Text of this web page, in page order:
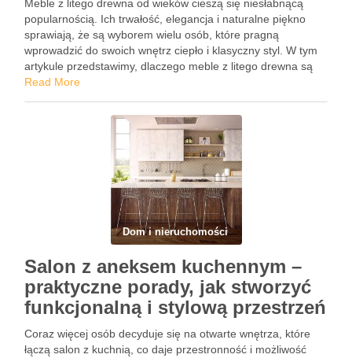
Meble z litego drewna od wieków cieszą się niesłabnącą
popularnością. Ich trwałość, elegancja i naturalne piękno
sprawiają, że są wyborem wielu osób, które pragną
wprowadzić do swoich wnętrz ciepło i klasyczny styl. W tym
artykule przedstawimy, dlaczego meble z litego drewna są
inwestycją na całe życie, jakie korzyści niesie za …
Read More
Dom i nieruchomości
Salon z aneksem kuchennym –
praktyczne porady, jak stworzyć
funkcjonalną i stylową przestrzeń
Coraz więcej osób decyduje się na otwarte wnętrza, które
łączą salon z kuchnią, co daje przestronność i możliwość